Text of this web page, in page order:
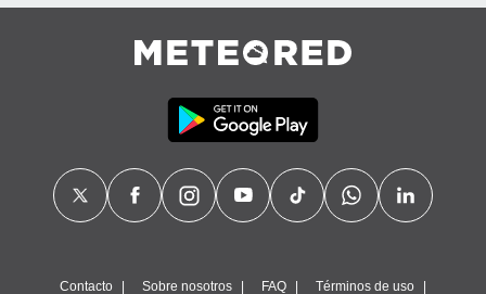
Contacto Sobre nosotros FAQ Términos de uso